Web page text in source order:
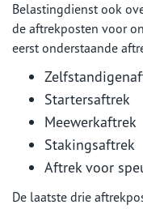
Belastingdienst ook
de aftrekposten voor
eerst onderstaande
Startersaftrek
Meewerkaftrek
Stakingsaftrek
Aftrek voor
De laatste drie